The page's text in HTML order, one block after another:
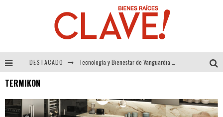
DESTACADO
Alexandra Bedoya – La Constancia detrás de La Paletería
TERMIKON